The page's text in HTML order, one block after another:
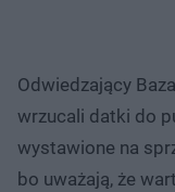
Odwiedzający
wrzucali datki do
wystawione na
bo uważają, że